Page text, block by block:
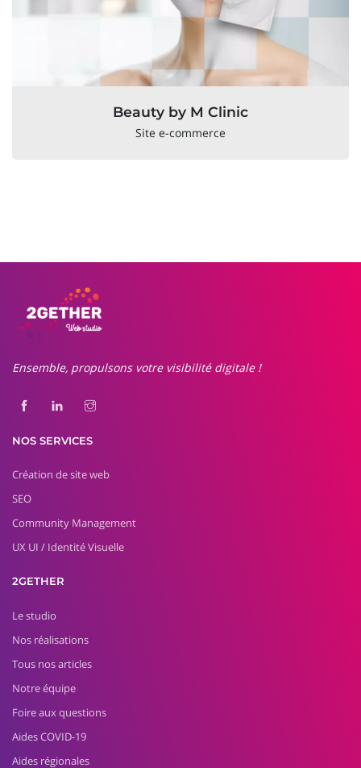
Beauty by M Clinic
Site e-commerce
Ensemble, propulsons votre visibilité digitale !
NOS SERVICES
Création de site web
SEO
Community Management
UX UI / Identité Visuelle
2GETHER
Le studio
Nos réalisations
Tous nos articles
Notre équipe
Foire aux questions
Aides COVID-19
Aides régionales